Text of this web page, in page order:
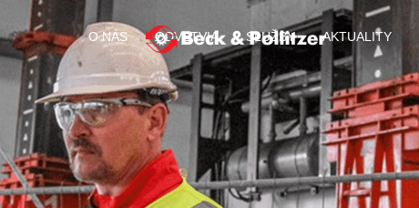
O NÁS ODVETVIA SLUŽBY AKTUALITY